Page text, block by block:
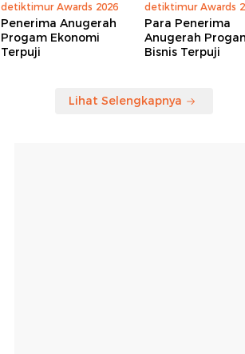
detiktimur Awards 2026
Penerima Anugerah
Progam Ekonomi
Terpuji
detiktimur Awards
Para Penerima
Anugerah
Bisnis Terpuji
Lihat Selengkapnya